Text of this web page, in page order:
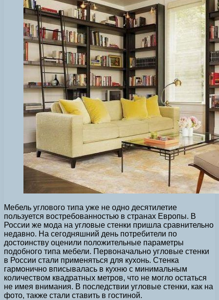
Мебель углового типа уже не одно десятилетие
пользуется востребованностью в странах Европы. В
России же мода на угловые стенки пришла сравнительно
недавно. На сегодняшний день потребители по
достоинству оценили положительные параметры
подобного типа мебели. Первоначально угловые стенки
в России стали применяться для кухонь. Стенка
гармонично вписывалась в кухню с минимальным
количеством квадратных метров, что не могло остаться
не имея внимания. В последствии угловые стенки, как на
фото, также стали ставить в гостиной.